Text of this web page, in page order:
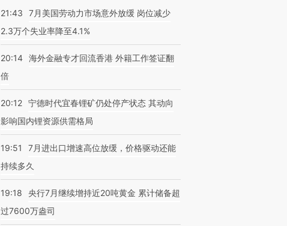
21:43
7月美国劳动力市场意外放缓 岗位减少
2.3万个失业率降至4.1%
20:14 海外金融专才回流香港 外籍工作签证翻
倍
20:12 宁德时代宜春锂矿仍处停产状态 其动向
影响国内锂资源供需格局
19:51
7月进出口增速高位放缓，价格驱动还能
持续多久
19:18
央行7月继续增持近20吨黄金 累计储备超
过7600万盎司